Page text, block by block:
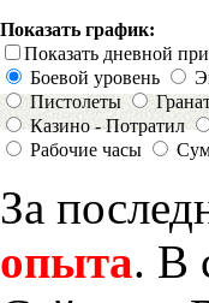
Показать график:
Показать дневной
Боевой уровень
Пистолеты
Казино - Потратил
Рабочие часы
За
опыта. В